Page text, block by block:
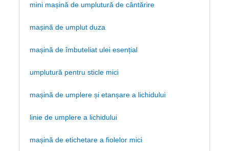
mini mașină de umplutură de cântărire
mașină de umplut duza
mașină de îmbuteliat ulei esențial
umplutură pentru sticle mici
mașină de umplere și etanșare a lichidului
linie de umplere a lichidului
mașină de etichetare a fiolelor mici